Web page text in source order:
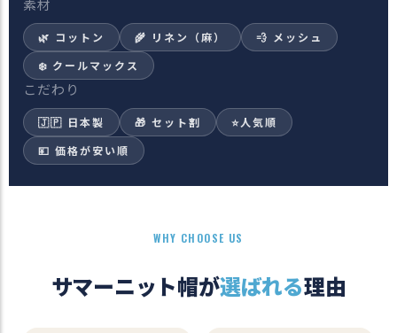
素材
🌿 コットン 🌾 リネン（麻）
💨 メッシュ
❄️ クールマックス
こだわり
🇯🇵 日本製 🎁 セット割
⭐人気順
💴 価格が安い順
WHY CHOOSE US
サマーニット帽が選ばれる理由